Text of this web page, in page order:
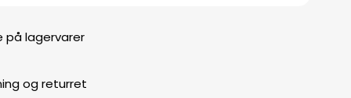
på lagervarer
og returret